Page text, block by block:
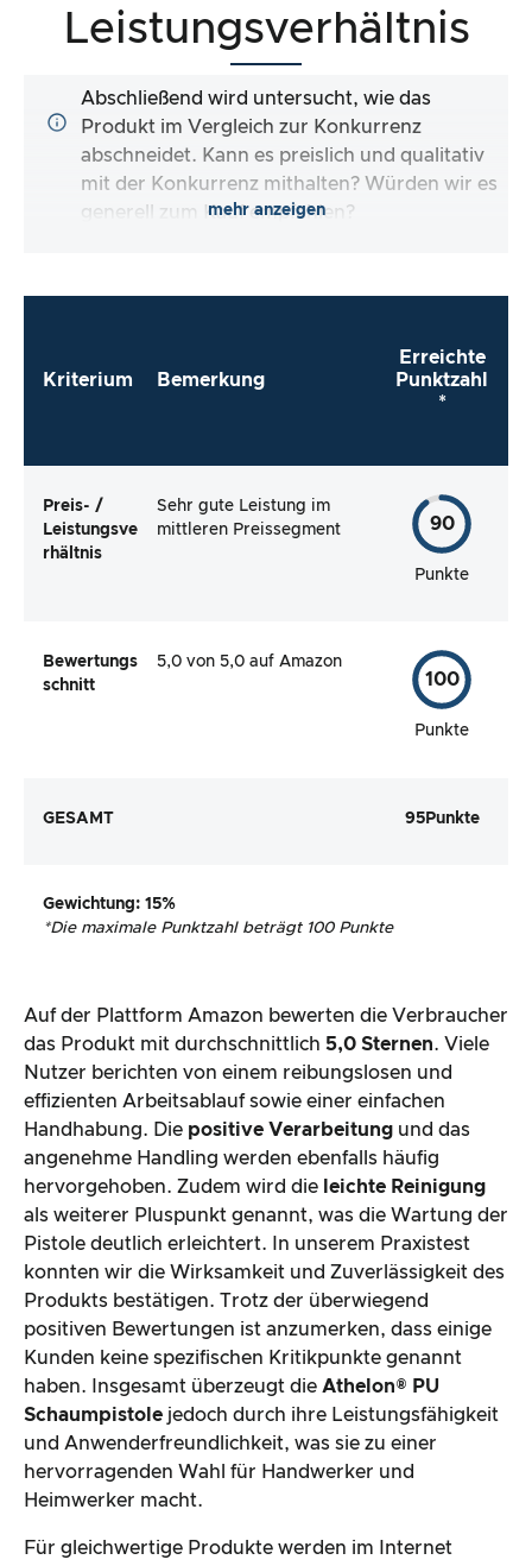
Leistungsverhältnis
Abschließend wird untersucht, wie das
Produkt im Vergleich zur Konkurrenz
abschneidet. Kann es preislich und qualitativ
mit der Konkurrenz mithalten? Würden wir es
generell zum Kauf empfehlen?
mehr anzeigen
Kriterium Bemerkung
Erreichte
Punktzahl
*
Preis- /
Leistungsve
rhältnis
Sehr gute Leistung im
mittleren Preissegment
90
Punkte
Bewertungs
schnitt
5,0 von 5,0 auf Amazon
100
Punkte
GESAMT 95Punkte
Gewichtung: 15%
*Die maximale Punktzahl beträgt 100 Punkte
Auf der Plattform Amazon bewerten die Verbraucher
das Produkt mit durchschnittlich 5,0 Sternen. Viele
Nutzer berichten von einem reibungslosen und
effizienten Arbeitsablauf sowie einer einfachen
Handhabung. Die positive Verarbeitung und das
angenehme Handling werden ebenfalls häufig
hervorgehoben. Zudem wird die leichte Reinigung
als weiterer Pluspunkt genannt, was die Wartung der
Pistole deutlich erleichtert. In unserem Praxistest
konnten wir die Wirksamkeit und Zuverlässigkeit des
Produkts bestätigen. Trotz der überwiegend
positiven Bewertungen ist anzumerken, dass einige
Kunden keine spezifischen Kritikpunkte genannt
haben. Insgesamt überzeugt die Athelon® PU
Schaumpistole jedoch durch ihre Leistungsfähigkeit
und Anwenderfreundlichkeit, was sie zu einer
hervorragenden Wahl für Handwerker und
Heimwerker macht.
Für gleichwertige Produkte werden im Internet